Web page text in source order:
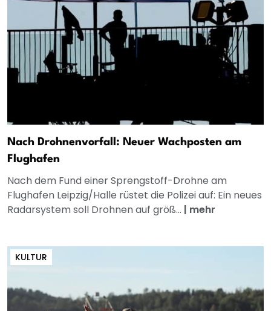
Nach Drohnenvorfall: Neuer Wachposten am
Flughafen
Nach dem Fund einer Sprengstoff-Drohne am
Flughafen Leipzig/Halle rüstet die Polizei auf: Ein neues
Radarsystem soll Drohnen auf größ... | mehr
KULTUR